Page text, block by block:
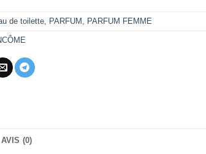
de toilette, PARFUM , PARFUM FEMME
AVIS (0)